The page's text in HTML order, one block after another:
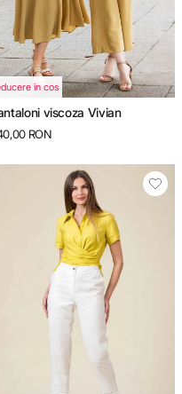
in cos
viscoza Vivian
RON